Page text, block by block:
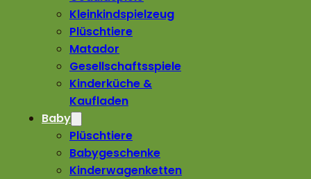
Kleinkindspielzeug
Plüschtiere
Matador
Gesellschaftsspiele
Kinderküche &
Kaufladen
Baby
Plüschtiere
Babygeschenke
Kinderwagenketten